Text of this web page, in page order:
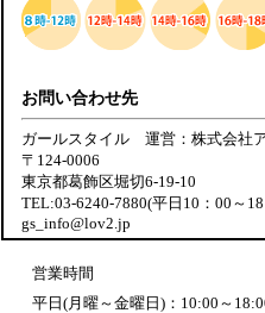
お問い合わせ先
ガールスタイル 運営：株式会社
〒124-0006
東京都葛飾区堀切6-19-10
TEL:03-6240-7880(平日10：00～
gs_info@lov2.jp
営業時間
平日(月曜～金曜日)：10:00～